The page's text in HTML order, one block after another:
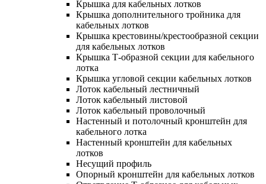
Крышка для кабельных лотков
Крышка дополнительного тройника для
кабельных лотков
Крышка крестовины/крестообразной секции
для кабельных лотков
Крышка Т-образной секции для кабельного
лотка
Крышка угловой секции кабельных лотков
Лоток кабельный лестничный
Лоток кабельный листовой
Лоток кабельный проволочный
Настенный и потолочный кронштейн для
кабельного лотка
Настенный кронштейн для кабельных
лотков
Несущий профиль
Опорный кронштейн для кабельных лотков